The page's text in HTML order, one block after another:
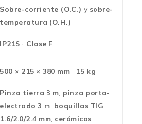
Sobre-corriente (O.C.) y sobre-
temperatura (O.H.)
IP21S · Clase F
500 × 215 × 380 mm · 15 kg
Pinza tierra 3 m, pinza porta-
electrodo 3 m, boquillas TIG
1.6/2.0/2.4 mm, cerámicas